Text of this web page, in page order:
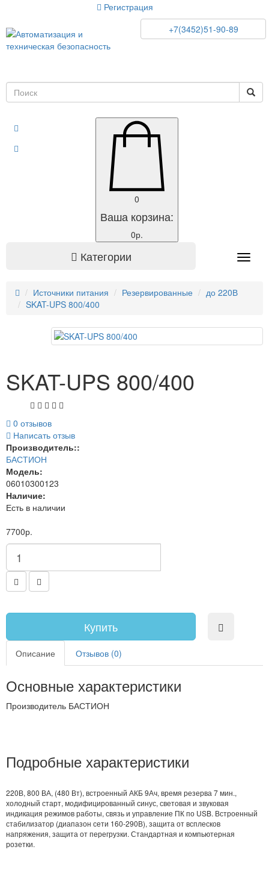
Регистрация
+7(3452)51-90-89
0
Ваша корзина:
0р.
Категории
Toggle
Источники питания
Резервированные
до 220В
SKAT-UPS 800/400
SKAT-UPS 800/400
0 отзывов
Написать отзыв
Производитель::
БАСТИОН
Модель:
06010300123
Наличие:
Есть в наличии
7700р.
Купить
Описание Отзывов (0)
Основные характеристики
Производитель БАСТИОН
Подробные характеристики
220В, 800 ВА, (480 Вт), встроенный АКБ 9Ач, время резерва 7 мин.,
холодный старт, модифицированный синус, световая и звуковая
индикация режимов работы, связь и управление ПК по USB. Встроенный
стабилизатор (диапазон сети 160-290В), защита от всплесков
напряжения, защита от перегрузки. Стандартная и компьютерная
розетки.